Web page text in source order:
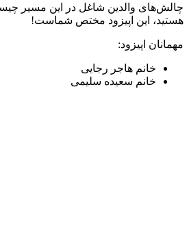
چالش‌های والدین شاغل در این مسیر
هستید، این اپیزود مختص شماست!
مهمانان اپیزود:
خانم هاجر رجایی
خانم سعیده سلیمی